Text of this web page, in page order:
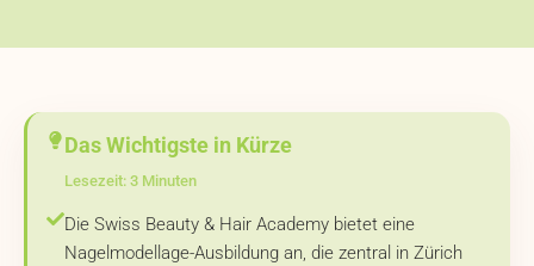
Das Wichtigste in Kürze
Lesezeit: 3 Minuten
Die Swiss Beauty & Hair Academy bietet eine
Nagelmodellage-Ausbildung an, die zentral in Zürich